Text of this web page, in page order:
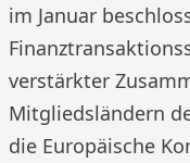
im Januar
verstärkter
Mitgliedsländern
die Europäische